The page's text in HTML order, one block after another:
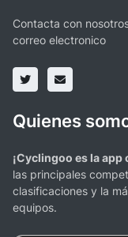
Contacta con
correo electronico
Quienes
¡Cyclingoo es la
las principales
clasificaciones y la
equipos.